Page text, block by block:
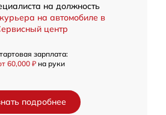
на должность
на автомобиле в
центр
зарплата:
60,000 ₽ на руки
подробнее